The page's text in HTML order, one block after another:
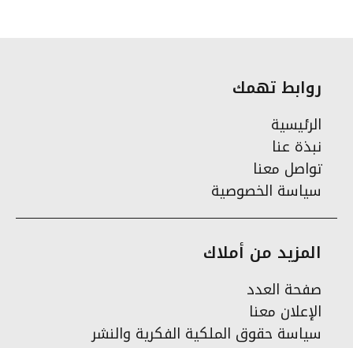
روابط تهمك
الرئيسية
نبذة عنا
تواصل معنا
سياسة الخصوصية
المزيد من أملاك
صفحة العدد
الإعلان معنا
سياسة حقوق الملكية الفكرية والنشر